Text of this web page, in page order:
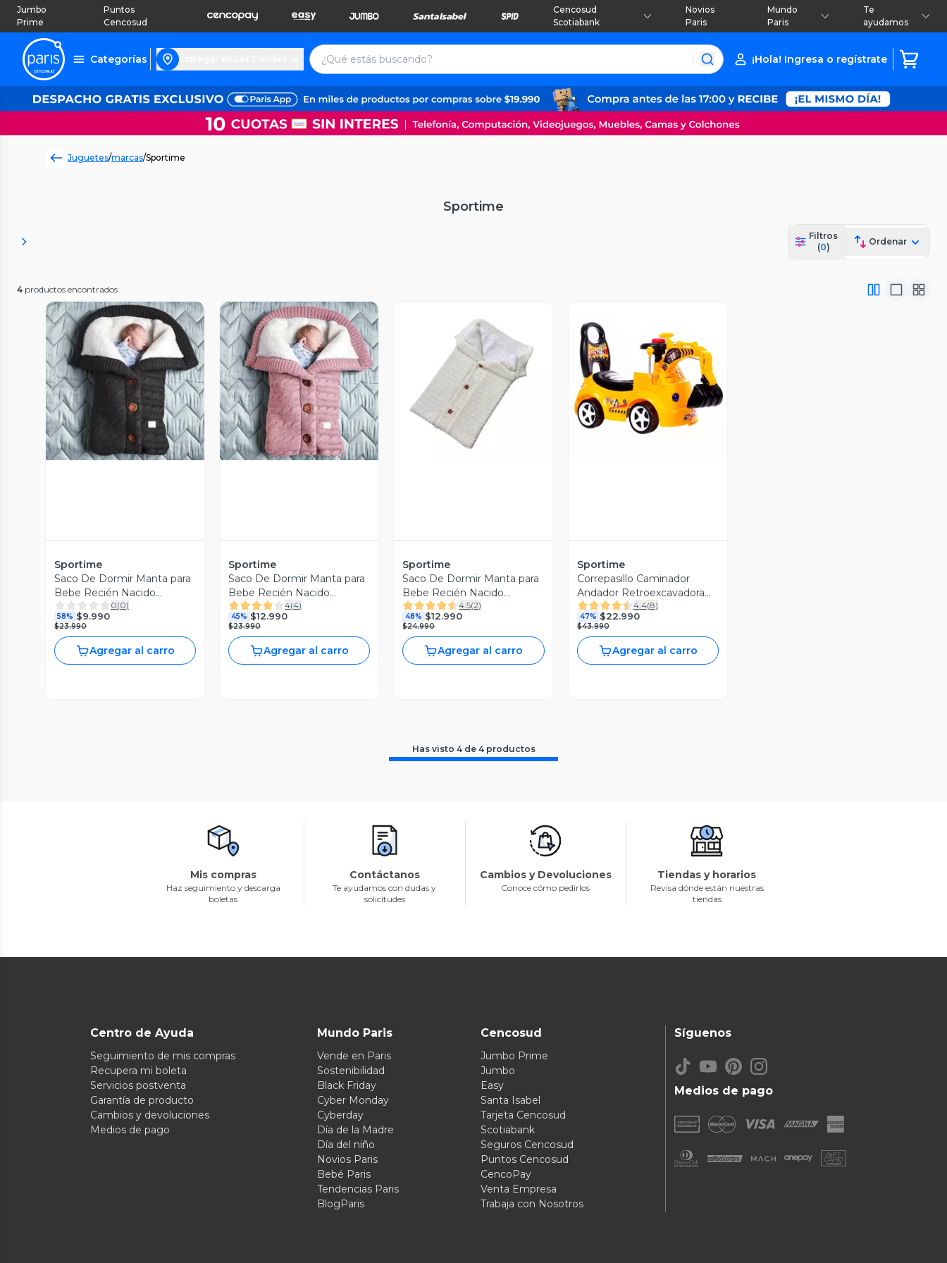
Jumbo
Prime
Puntos
Cencosud
Cencosud
Scotiabank
Novios
Paris
Mundo
Paris
Te
ayudamos
Categorías ¡Hola! Ingresa o regístrate
Juguetes/marcas/Sportime
Sportime
Filtros
(0)
Ordenar
4 productos encontrados
Vista Previa
Sportime
Saco De Dormir Manta para
Bebe Recién Nacido
Ultrasuave 0(0)
58% $9.990
$23.990
Agregar al carro
Vista Previa
Sportime
Saco De Dormir Manta para
Bebe Recién Nacido
Ultrasuave 4(4)
45% $12.990
$23.990
Agregar al carro
Vista Previa
Sportime
Saco De Dormir Manta para
Bebe Recién Nacido
Ultrasuave 4.5(2)
48% $12.990
$24.990
Agregar al carro
Vista Previa
Sportime
Correpasillo Caminador
Andador Retroexcavadora
Luces y Sonido
4.4(8)
47% $22.990
$43.990
Agregar al carro
Has visto 4de 4 productos
Mis compras
Haz seguimiento y descarga
boletas
Contáctanos
Te ayudamos con dudas y
solicitudes
Cambios y Devoluciones
Conoce cómo pedirlos
Tiendas y horarios
Revisa dónde están nuestras
tiendas
Centro de Ayuda
Seguimiento de mis compras
Recupera mi boleta
Servicios postventa
Garantía de producto
Cambios y devoluciones
Medios de pago
Mundo Paris
Vende en Paris
Sostenibilidad
Black Friday
Cyber Monday
Cyberday
Día de la Madre
Día del niño
Novios Paris
Bebé Paris
Tendencias Paris
BlogParis
Cencosud
Jumbo Prime
Jumbo
Easy
Santa Isabel
Tarjeta Cencosud
Scotiabank
Seguros Cencosud
Puntos Cencosud
CencoPay
Venta Empresa
Trabaja con Nosotros
Medios de pago
Síguenos